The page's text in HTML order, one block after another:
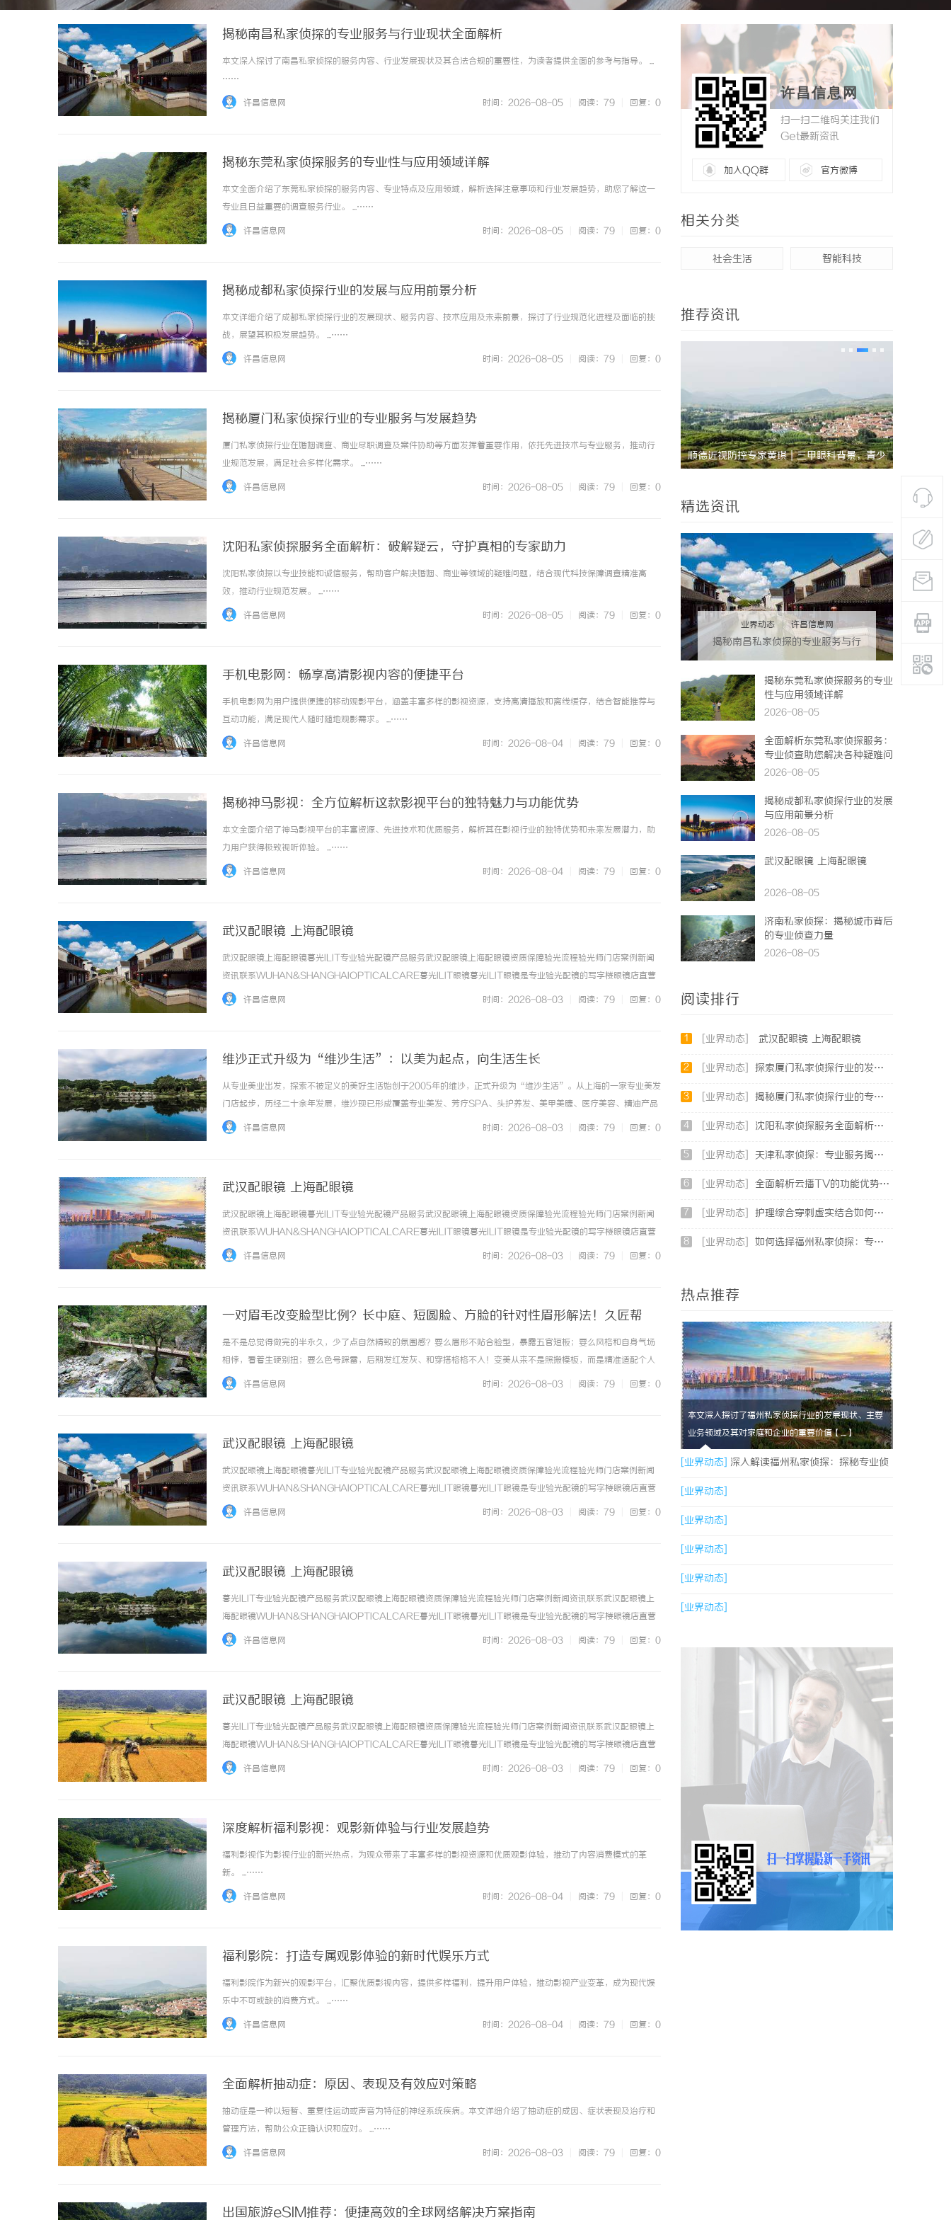
揭秘南昌私家侦探的专业服务与行业现状全面解析
本文深入探讨了南昌私家侦探的服务内容、行业发展现状及其合法合规的重要性，为读者提供全面的参考与指导。 ...
……
许昌信息网 时间：2026-08-05 阅读：79 回复：0
揭秘东莞私家侦探服务的专业性与应用领域详解
本文全面介绍了东莞私家侦探的服务内容、专业特点及应用领域，解析选择注意事项和行业发展趋势，助您了解这一
专业且日益重要的调查服务行业。 ...……
许昌信息网 时间：2026-08-05 阅读：79 回复：0
揭秘成都私家侦探行业的发展与应用前景分析
本文详细介绍了成都私家侦探行业的发展现状、服务内容、技术应用及未来前景，探讨了行业规范化进程及面临的挑
战，展望其积极发展趋势。 ...……
许昌信息网 时间：2026-08-05 阅读：79 回复：0
揭秘厦门私家侦探行业的专业服务与发展趋势
厦门私家侦探行业在婚姻调查、商业尽职调查及案件协助等方面发挥着重要作用，依托先进技术与专业服务，推动行
业规范发展，满足社会多样化需求。 ...……
许昌信息网 时间：2026-08-05 阅读：79 回复：0
沈阳私家侦探服务全面解析：破解疑云，守护真相的专家助力
沈阳私家侦探以专业技能和诚信服务，帮助客户解决婚姻、商业等领域的疑难问题，结合现代科技保障调查精准高
效，推动行业规范发展。 ...……
许昌信息网 时间：2026-08-05 阅读：79 回复：0
手机电影网：畅享高清影视内容的便捷平台
手机电影网为用户提供便捷的移动观影平台，涵盖丰富多样的影视资源，支持高清播放和离线缓存，结合智能推荐与
互动功能，满足现代人随时随地观影需求。 ...……
许昌信息网 时间：2026-08-04 阅读：79 回复：0
揭秘神马影视：全方位解析这款影视平台的独特魅力与功能优势
本文全面介绍了神马影视平台的丰富资源、先进技术和优质服务，解析其在影视行业的独特优势和未来发展潜力，助
力用户获得极致视听体验。 ...……
许昌信息网 时间：2026-08-04 阅读：79 回复：0
武汉配眼镜 上海配眼镜
武汉配眼镜上海配眼镜暮光ILIT专业验光配镜产品服务武汉配眼镜上海配眼镜资质保障验光流程验光师门店案例新闻
资讯联系WUHAN&SHANGHAIOPTICALCARE暮光ILIT眼镜暮光ILIT眼镜是专业验光配镜的写字楼眼镜店直营
品牌，现于武汉与上海设有4家门店。以完整验光、正品镜片、透明价格和直营售后为基础，全场镜片40%-60%优
许昌信息网 时间：2026-08-03 阅读：79 回复：0
维沙正式升级为“维沙生活”：以美为起点，向生活生长
从专业美业出发，探索不被定义的美好生活始创于2005年的维沙，正式升级为“维沙生活”。从上海的一家专业美发
门店起步，历经二十余年发展，维沙现已形成覆盖专业美发、芳疗SPA、头护养发、美甲美睫、医疗美容、精油产品
等领域的多元业务体系，并逐步建立起连接门店、产品、人才、供应链及数字化系统的服务生态。如今，维沙还在持
许昌信息网 时间：2026-08-03 阅读：79 回复：0
武汉配眼镜 上海配眼镜
武汉配眼镜上海配眼镜暮光ILIT专业验光配镜产品服务武汉配眼镜上海配眼镜资质保障验光流程验光师门店案例新闻
资讯联系WUHAN&SHANGHAIOPTICALCARE暮光ILIT眼镜暮光ILIT眼镜是专业验光配镜的写字楼眼镜店直营
品牌，现于武汉与上海设有4家门店。以完整验光、正品镜片、透明价格和直营售后为基础，全场镜片40%-60%优
许昌信息网 时间：2026-08-03 阅读：79 回复：0
一对眉毛改变脸型比例？长中庭、短圆脸、方脸的针对性眉形解法！久匠帮
您"自带妆感"的原生脸
是不是总觉得做完的半永久，少了点自然精致的氛围感？要么眉形不贴合脸型，暴露五官短板；要么风格和自身气场
相悖，看着生硬别扭；要么色号踩雷，后期发红发灰、和穿搭格格不入！变美从来不是照搬模板，而是精准适配个人
特质。久匠不靠审美预判、不靠肉眼估测，搭建一套标准化、可量化的定制体系：测算面部黄金比例优化轮廓、测试
许昌信息网 时间：2026-08-03 阅读：79 回复：0
武汉配眼镜 上海配眼镜
武汉配眼镜上海配眼镜暮光ILIT专业验光配镜产品服务武汉配眼镜上海配眼镜资质保障验光流程验光师门店案例新闻
资讯联系WUHAN&SHANGHAIOPTICALCARE暮光ILIT眼镜暮光ILIT眼镜是专业验光配镜的写字楼眼镜店直营
品牌，现于武汉与上海设有4家门店。以完整验光、正品镜片、透明价格和直营售后为基础，全场镜片40%-60%优
许昌信息网 时间：2026-08-03 阅读：79 回复：0
武汉配眼镜 上海配眼镜
暮光ILIT专业验光配镜产品服务武汉配眼镜上海配眼镜资质保障验光流程验光师门店案例新闻资讯联系武汉配眼镜上
海配眼镜WUHAN&SHANGHAIOPTICALCARE暮光ILIT眼镜暮光ILIT眼镜是专业验光配镜的写字楼眼镜店直营
品牌，现于武汉与上海设有4家门店。以完整验光、正品镜片、透明价格和直营售后为基础，全场镜片40%-60%优
许昌信息网 时间：2026-08-03 阅读：79 回复：0
武汉配眼镜 上海配眼镜
暮光ILIT专业验光配镜产品服务武汉配眼镜上海配眼镜资质保障验光流程验光师门店案例新闻资讯联系武汉配眼镜上
海配眼镜WUHAN&SHANGHAIOPTICALCARE暮光ILIT眼镜暮光ILIT眼镜是专业验光配镜的写字楼眼镜店直营
品牌，现于武汉与上海设有4家门店。以完整验光、正品镜片、透明价格和直营售后为基础，全场镜片40%-60%优
许昌信息网 时间：2026-08-03 阅读：79 回复：0
深度解析福利影视：观影新体验与行业发展趋势
福利影视作为影视行业的新兴热点，为观众带来了丰富多样的影视资源和优质观影体验，推动了内容消费模式的革
新。 ...……
许昌信息网 时间：2026-08-04 阅读：79 回复：0
福利影院：打造专属观影体验的新时代娱乐方式
福利影院作为新兴的观影平台，汇聚优质影视内容，提供多样福利，提升用户体验，推动影视产业变革，成为现代娱
乐中不可或缺的消费方式。 ...……
许昌信息网 时间：2026-08-04 阅读：79 回复：0
全面解析抽动症：原因、表现及有效应对策略
抽动症是一种以短暂、重复性运动或声音为特征的神经系统疾病。本文详细介绍了抽动症的成因、症状表现及治疗和
管理方法，帮助公众正确认识和应对。 ...……
许昌信息网 时间：2026-08-03 阅读：79 回复：0
出国旅游eSIM推荐：便捷高效的全球网络解决方案指南
许昌信息网
扫一扫二维码关注我们
Get最新资讯
加入QQ群 官方微博
相关分类
社会生活 智能科技
推荐资讯
武汉配眼镜 上海配眼镜 武汉配眼镜 上海配眼镜
年分层近视管理医
矿用本安摄像仪：本质安全设计，井下高危区
精选资讯
业界动态 | 许昌信息网
揭秘南昌私家侦探的专业服务与行
揭秘东莞私家侦探服务的专业
性与应用领域详解
2026-08-05
全面解析东莞私家侦探服务：
专业侦查助您解决各种疑难问
题
2026-08-05
揭秘成都私家侦探行业的发展
与应用前景分析
2026-08-05
武汉配眼镜 上海配眼镜
2026-08-05
济南私家侦探：揭秘城市背后
的专业侦查力量
2026-08-05
阅读排行
1 [业界动态] 武汉配眼镜 上海配眼镜
2 [业界动态] 探索厦门私家侦探行业的发展与应用全景
3 [业界动态] 揭秘厦门私家侦探行业的专业服务与发展趋势
4 [业界动态] 沈阳私家侦探服务全面解析：破解疑云，守护真相的专家助力
5 [业界动态] 天津私家侦探：专业服务揭秘城市秘密与安心守护
6 [业界动态] 全面解析云播TV的功能优势及未来发展前景
7 [业界动态] 护理综合穿刺虚实结合如何提高穿刺成功率？立方幻境给出答案
8 [业界动态] 如何选择福州私家侦探：专业服务与实用指南详解
热点推荐
本文深入探讨了福州私家侦探行业的发展现状、主要
业务领域及其对家庭和企业的重要价值【....】
[业界动态] 深入解读福州私家侦探：探秘专业侦
探服务的魅力与实用价值
[业界动态]
[业界动态]
[业界动态]
[业界动态]
[业界动态]